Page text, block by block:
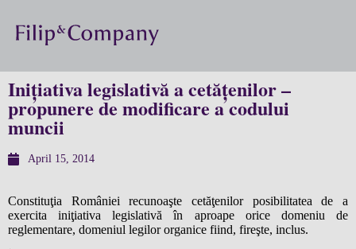
Inițiativa legislativă a cetățenilor –
propunere de modificare a codului
muncii
April 15, 2014
Constituţia României recunoaşte cetăţenilor posibilitatea de a
exercita iniţiativa legislativă în aproape orice domeniu de
reglementare, domeniul legilor organice fiind, fireşte, inclus.